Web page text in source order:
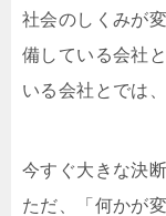
社会のしくみが
備している会社
いる会社とでは
今すぐ大きな決
ただ、「何かが